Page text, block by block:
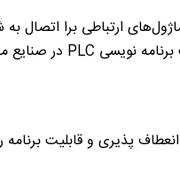
ارتباطی برا اتصال
نویسی PLC در
پذیری و قابلیت